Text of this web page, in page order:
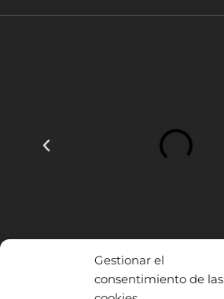
Gestionar el
consentimiento de las